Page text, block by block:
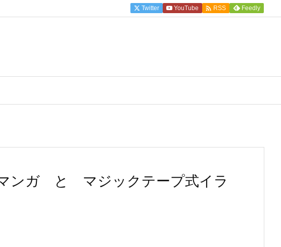
Twitter YouTube  RSS Feedly
マンガ と マジックテープ式イラ